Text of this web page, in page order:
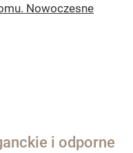
Nowoczesne
i odporne